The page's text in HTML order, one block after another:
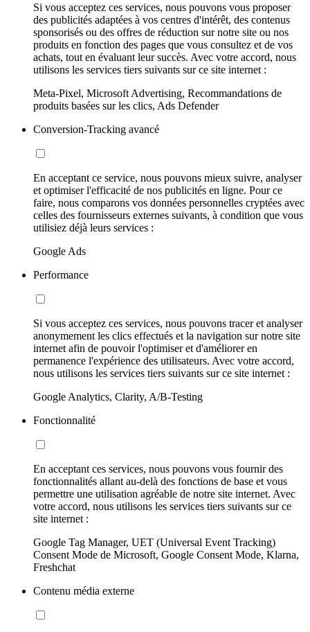
Si vous acceptez ces services, nous pouvons vous proposer
des publicités adaptées à vos centres d'intérêt, des contenus
sponsorisés ou des offres de réduction sur notre site ou nos
produits en fonction des pages que vous consultez et de vos
achats, tout en évaluant leur succès. Avec votre accord, nous
utilisons les services tiers suivants sur ce site internet :
Meta-Pixel, Microsoft Advertising, Recommandations de
produits basées sur les clics, Ads Defender
Conversion-Tracking avancé
En acceptant ce service, nous pouvons mieux suivre, analyser
et optimiser l'efficacité de nos publicités en ligne. Pour ce
faire, nous comparons vos données personnelles cryptées avec
celles des fournisseurs externes suivants, à condition que vous
utilisiez déjà leurs services :
Google Ads
Performance
Si vous acceptez ces services, nous pouvons tracer et analyser
anonymement les clics effectués et la navigation sur notre site
internet afin de pouvoir l'optimiser et d'améliorer en
permanence l'expérience des utilisateurs. Avec votre accord,
nous utilisons les services tiers suivants sur ce site internet :
Google Analytics, Clarity, A/B-Testing
Fonctionnalité
En acceptant ces services, nous pouvons vous fournir des
fonctionnalités allant au-delà des fonctions de base et vous
permettre une utilisation agréable de notre site internet. Avec
votre accord, nous utilisons les services tiers suivants sur ce
site internet :
Google Tag Manager, UET (Universal Event Tracking)
Consent Mode de Microsoft, Google Consent Mode, Klarna,
Freshchat
Contenu média externe